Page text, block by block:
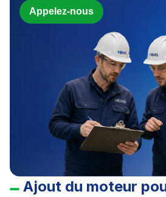
Appelez-nous
Ajout du moteur